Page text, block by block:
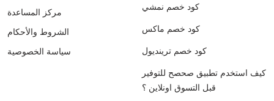
مركز المساعدة
الشروط والأحكام
سياسة الخصوصية
كود خصم نمشي
كود خصم ماكس
كود خصم ترينديول
كيف استخدم تطبيق صحصح للتوفير
قبل التسوق اونلاين ؟